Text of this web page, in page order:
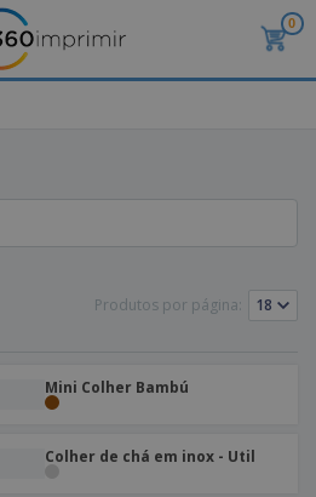
0
Produtos por página:
Mini Colher Bambú
Colher de chá em inox - Util